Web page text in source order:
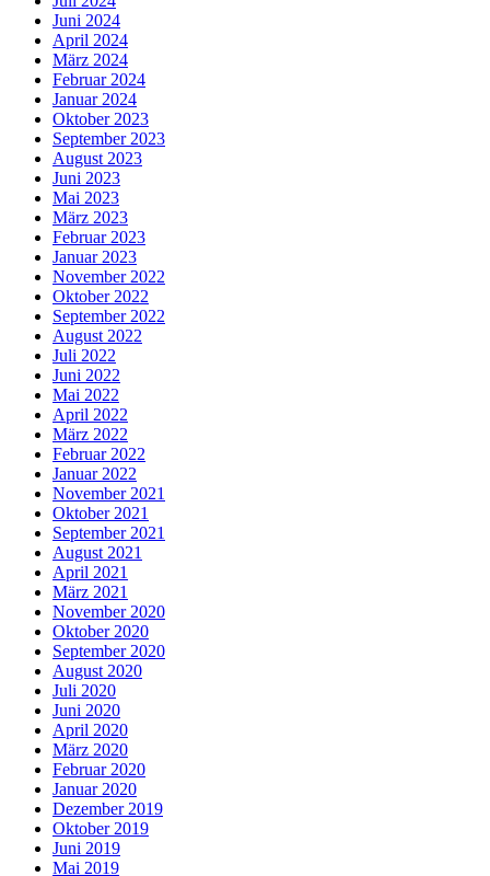
Juni 2024
April 2024
März 2024
Februar 2024
Januar 2024
Oktober 2023
September 2023
August 2023
Juni 2023
Mai 2023
März 2023
Februar 2023
Januar 2023
November 2022
Oktober 2022
September 2022
August 2022
Juli 2022
Juni 2022
Mai 2022
April 2022
März 2022
Februar 2022
Januar 2022
November 2021
Oktober 2021
September 2021
August 2021
April 2021
März 2021
November 2020
Oktober 2020
September 2020
August 2020
Juli 2020
Juni 2020
April 2020
März 2020
Februar 2020
Januar 2020
Dezember 2019
Oktober 2019
Juni 2019
Mai 2019